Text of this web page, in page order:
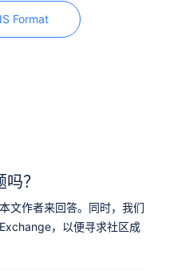
Format
？
文作者来回答。同时，我们
，以便寻求社区成